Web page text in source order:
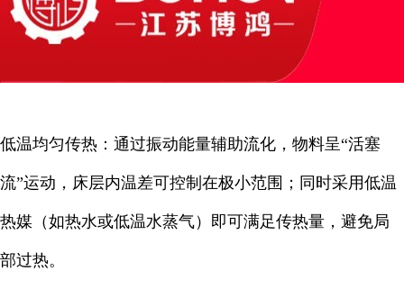
低温均匀传热：通过振动能量辅助流化，物料呈“活塞
流”运动，床层内温差可控制在极小范围；同时采用低温
热媒（如热水或低温水蒸气）即可满足传热量，避免局
部过热。